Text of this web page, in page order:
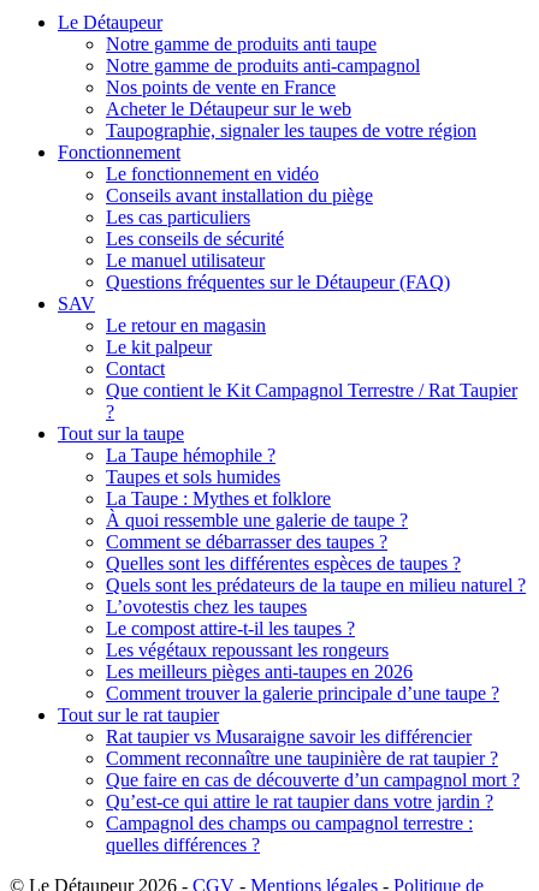
Le Détaupeur
Notre gamme de produits anti taupe
Notre gamme de produits anti-campagnol
Nos points de vente en France
Acheter le Détaupeur sur le web
Taupographie, signaler les taupes de votre région
Fonctionnement
Le fonctionnement en vidéo
Conseils avant installation du piège
Les cas particuliers
Les conseils de sécurité
Le manuel utilisateur
Questions fréquentes sur le Détaupeur (FAQ)
SAV
Le retour en magasin
Le kit palpeur
Contact
Que contient le Kit Campagnol Terrestre / Rat Taupier
?
Tout sur la taupe
La Taupe hémophile ?
Taupes et sols humides
La Taupe : Mythes et folklore
À quoi ressemble une galerie de taupe ?
Comment se débarrasser des taupes ?
Quelles sont les différentes espèces de taupes ?
Quels sont les prédateurs de la taupe en milieu naturel ?
L’ovotestis chez les taupes
Le compost attire-t-il les taupes ?
Les végétaux repoussant les rongeurs
Les meilleurs pièges anti-taupes en 2026
Comment trouver la galerie principale d’une taupe ?
Tout sur le rat taupier
Rat taupier vs Musaraigne savoir les différencier
Comment reconnaître une taupinière de rat taupier ?
Que faire en cas de découverte d’un campagnol mort ?
Qu’est-ce qui attire le rat taupier dans votre jardin ?
Campagnol des champs ou campagnol terrestre :
quelles différences ?
© Le Détaupeur 2026 - CGV - Mentions légales - Politique de